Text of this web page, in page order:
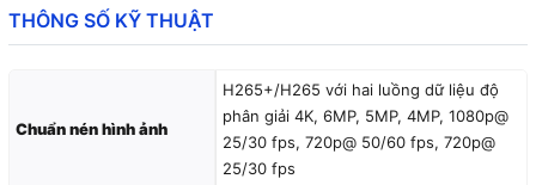
THÔNG SỐ KỸ THUẬT
Chuẩn nén hình ảnh
H265+/H265 với hai luồng dữ liệu độ
phân giải 4K, 6MP, 5MP, 4MP, 1080p@
25/30 fps, 720p@ 50/60 fps, 720p@
25/30 fps